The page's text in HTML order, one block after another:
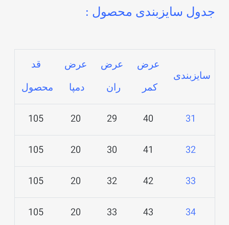
جدول سایزبندی محصول :
سایزبندی
عرض
کمر
عرض
ران
عرض
دمپا
قد
محصول
31
40
29
20
105
32
41
30
20
105
33
42
32
20
105
34
43
33
20
105